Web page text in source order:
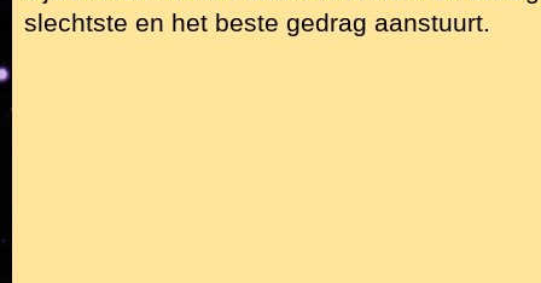
slechtste en het beste gedrag aanstuurt.